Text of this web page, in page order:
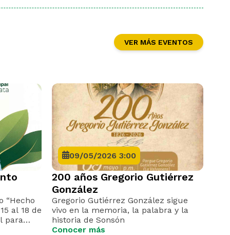
VER MÁS EVENTOS
“Hecho
al 18 de
para
09/05/2026 3:00
200 años Gregorio Gutiérrez
González
Gregorio Gutiérrez González sigue
vivo en la memoria, la palabra y la
historia de Sonsón
Conocer más